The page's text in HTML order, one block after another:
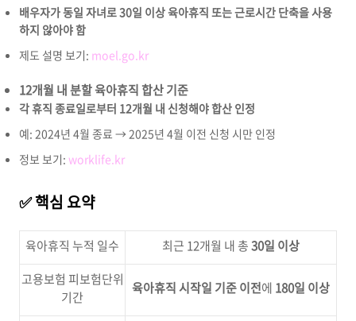
배우자가 동일 자녀로 30일 이상 육아휴직 또는 근로시간 단축을 사용
하지 않아야 함
제도 설명 보기: moel.go.kr
12개월 내 분할 육아휴직 합산 기준
각 휴직 종료일로부터 12개월 내 신청해야 합산 인정
예: 2024년 4월 종료 → 2025년 4월 이전 신청 시만 인정
정보 보기: worklife.kr
✅ 핵심 요약
육아휴직 누적 일수 최근 12개월 내 총30일 이상
고용보험 피보험단위
기간
육아휴직 시작일 기준 이전에 180일 이상